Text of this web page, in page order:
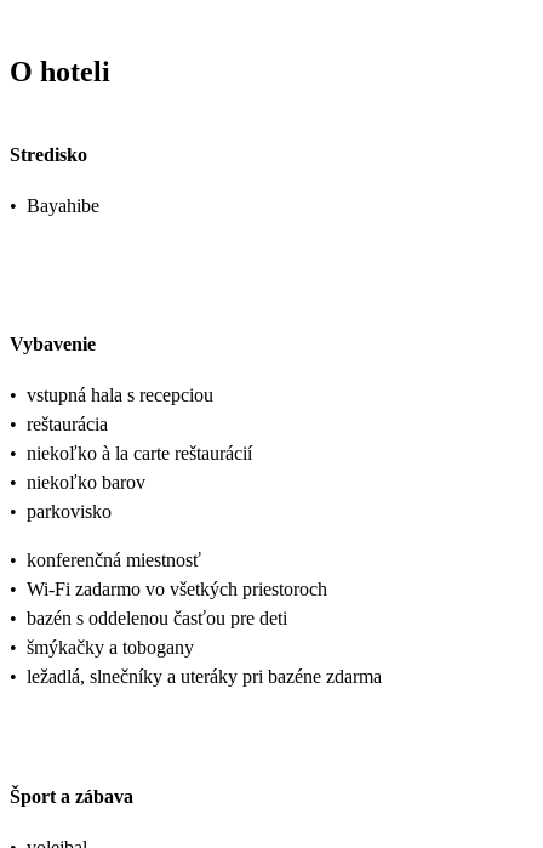
O hoteli
Stredisko
• Bayahibe
Vybavenie
• vstupná hala s recepciou
• reštaurácia
• niekoľko à la carte reštaurácií
• niekoľko barov
• parkovisko
• konferenčná miestnosť
• Wi-Fi zadarmo vo všetkých priestoroch
• bazén s oddelenou časťou pre deti
• šmýkačky a tobogany
• ležadlá, slnečníky a uteráky pri bazéne zdarma
Šport a zábava